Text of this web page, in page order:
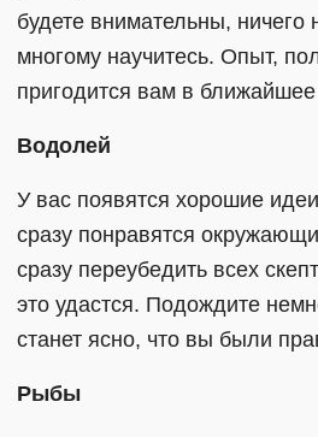
будете внимательны, ничего
многому научитесь. Опыт,
пригодится вам в
Водолей
У вас появятся хорошие
сразу понравятся
сразу переубедить всех
это удастся. Подождите
станет ясно, что вы были
Рыбы